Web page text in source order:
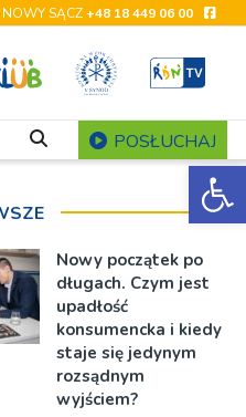
NOWY SĄCZ+48 18 449 06 00
POSŁUCHAJ
Nowy początek po
długach. Czym jest
upadłość
konsumencka i kiedy
staje się jedynym
rozsądnym
wyjściem?